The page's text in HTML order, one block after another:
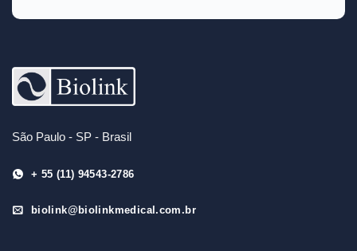
São Paulo - SP - Brasil
+ 55 (11) 94543-2786
biolink@biolinkmedical.com.br